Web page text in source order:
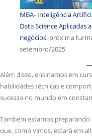
MBA- Inteligência
Data Science Aplicadas a
negócios: próxima
setembro/2025
Além disso, ensinamos em
habilidades técnicas e
sucesso no mundo em
Também estamos
que, como vimos, estará em